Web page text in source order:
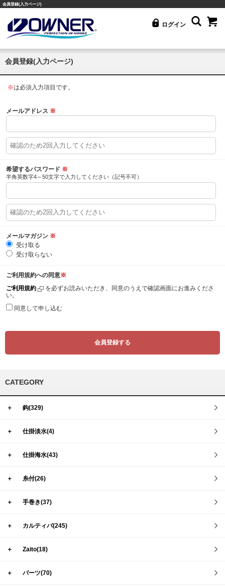
会員登録(入力ページ)
ログイン
会員登録(入力ページ)
※は必須入力項目です。
メールアドレス ※
希望するパスワード ※
半角英数字4～50文字で入力してください（記号不可）
メールマガジン ※
受け取る
受け取らない
ご利用規約への同意※
ご利用規約
を必ずお読みいただき、同意のうえで確認画面にお進みくださ
い。
同意して申し込む
CATEGORY
＋ 鈎(329)
＋ 仕掛淡水(4)
＋ 仕掛海水(43)
＋ 糸付(26)
＋ 手巻き(37)
＋ カルティバ(245)
＋ Zaito(18)
＋ パーツ(70)